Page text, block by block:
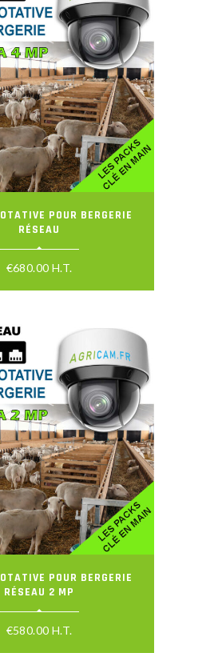
POUR BERGERIE
RÉSEAU
€680.00 H.T.
POUR BERGERIE
RÉSEAU 2 MP
€580.00 H.T.